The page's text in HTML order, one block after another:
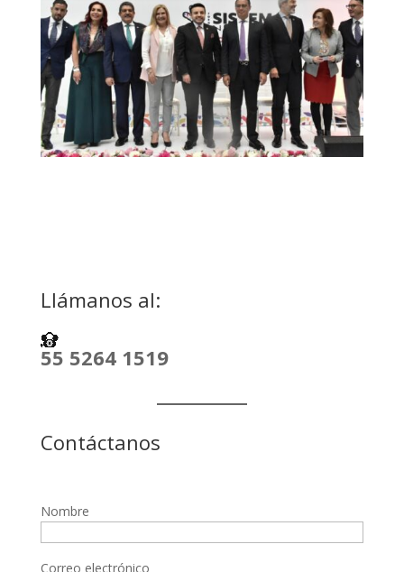
Llámanos al:
55 5264 1519
Contáctanos
Nombre
Correo electrónico